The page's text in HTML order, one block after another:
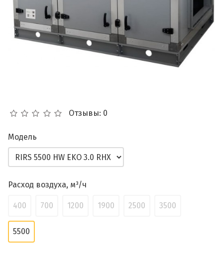
Отзывы: 0
Модель
Расход воздуха, м³/ч
400 700 1200 1900 2500 3500
5500